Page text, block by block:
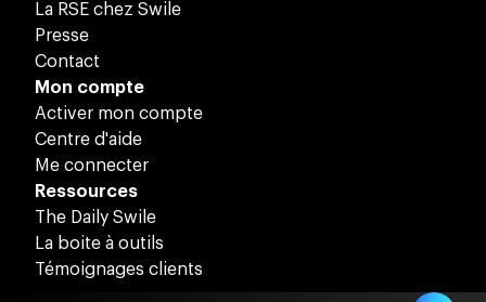
La RSE chez Swile
Presse
Contact
Mon compte
Activer mon compte
Centre d'aide
Me connecter
Ressources
The Daily Swile
La boite à outils
Témoignages clients